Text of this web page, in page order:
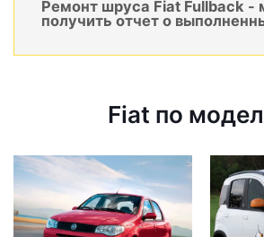
Ремонт шруса Fiat Fullback -
получить отчет о
Fiat по